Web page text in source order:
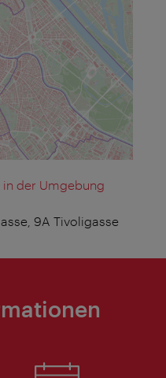
in der Umgebung
9A Tivoligasse